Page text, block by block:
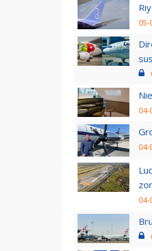
05-
04-
04-
04-